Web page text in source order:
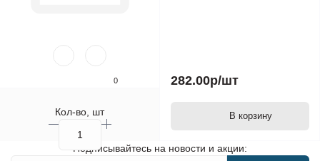
0
Кол-во, шт
282.00р/шт
В корзину
Подписывайтесь на новости и акции: